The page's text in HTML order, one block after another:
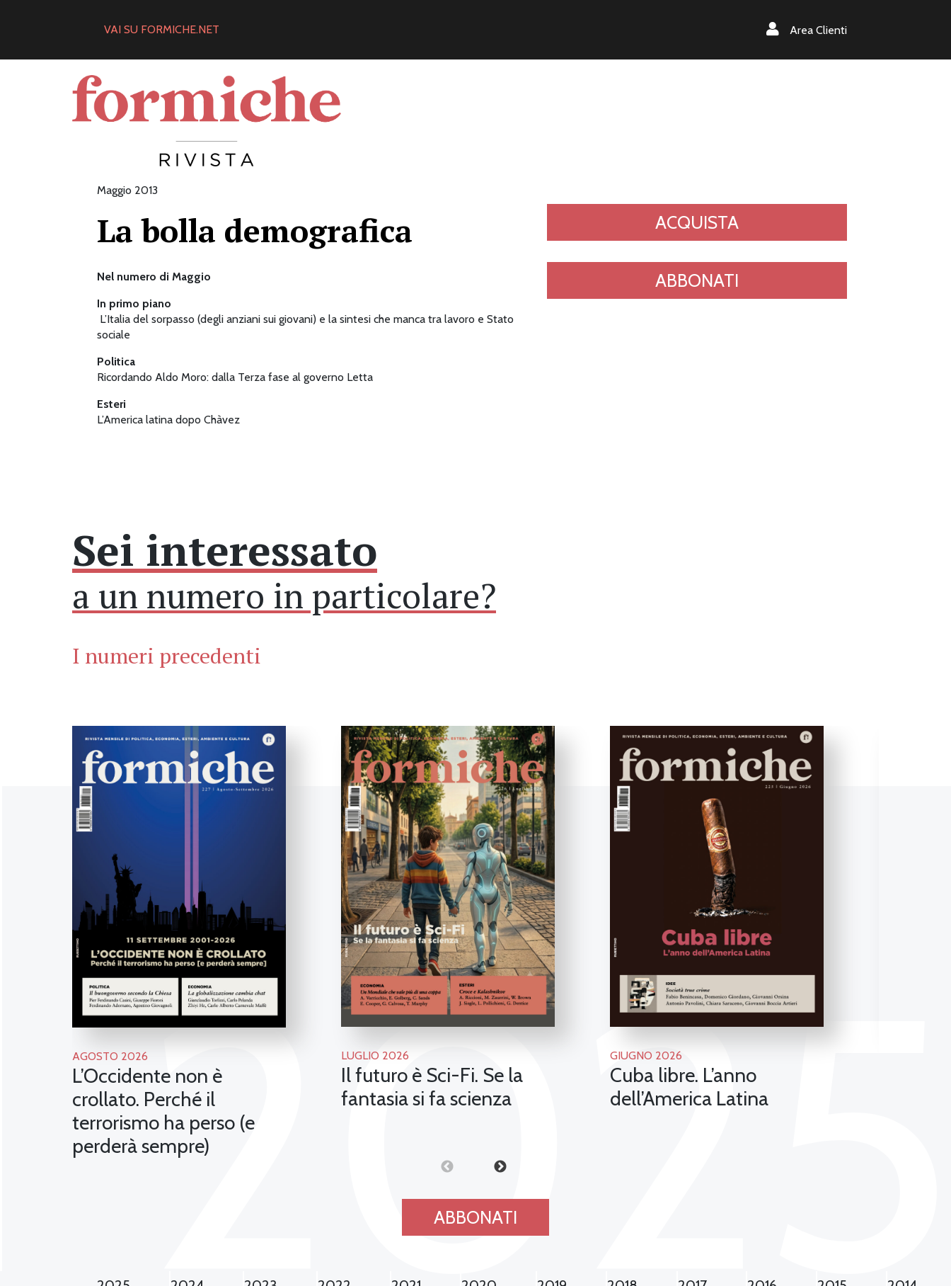
VAI SU FORMICHE.NET Area Clienti
Maggio 2013
La bolla demografica
Nel numero di Maggio
In primo piano
L’Italia del sorpasso (degli anziani sui giovani) e la sintesi che manca tra lavoro e Stato
sociale
Politica
Ricordando Aldo Moro: dalla Terza fase al governo Letta
Esteri
L’America latina dopo Chàvez
ACQUISTA
ABBONATI
Sei interessato
a un numero in particolare?
I numeri precedenti
AGOSTO 2026
L’Occidente non è
crollato. Perché il
terrorismo ha perso (e
perderà sempre)
LUGLIO 2026
Il futuro è Sci-Fi. Se la
fantasia si fa scienza
GIUGNO 2026
Cuba libre. L’anno
dell’America Latina
ABBONATI